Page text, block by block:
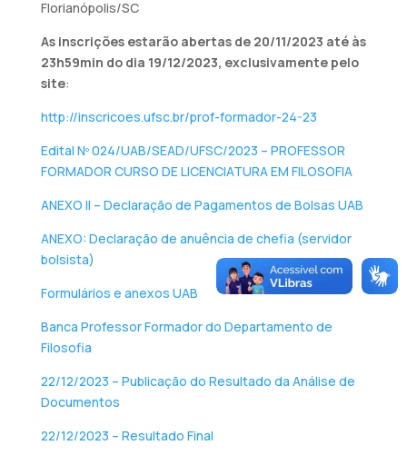
Florianópolis/SC
As inscrições estarão abertas de 20/11/2023 até às
23h59min do dia 19/12/2023, exclusivamente pelo
site:
http://inscricoes.ufsc.br/prof-formador-24-23
Edital Nº 024/UAB/SEAD/UFSC/2023 – PROFESSOR
FORMADOR CURSO DE LICENCIATURA EM FILOSOFIA
ANEXO II – Declaração de Pagamentos de Bolsas UAB
ANEXO: Declaração de anuência de chefia (servidor
bolsista)
Formulários e anexos UAB
Banca Professor Formador do Departamento de
Filosofia
22/12/2023 – Publicação do Resultado da Análise de
Documentos
22/12/2023 – Resultado Final